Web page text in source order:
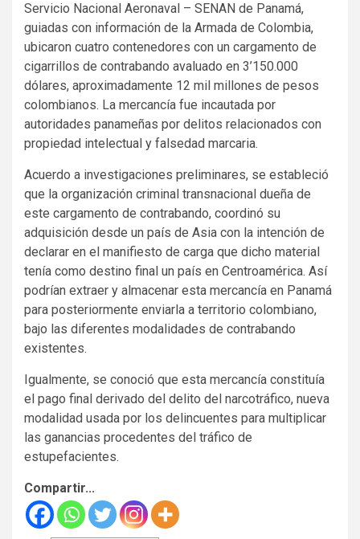
Servicio Nacional Aeronaval – SENAN de Panamá,
guiadas con información de la Armada de Colombia,
ubicaron cuatro contenedores con un cargamento de
cigarrillos de contrabando avaluado en 3’150.000
dólares, aproximadamente 12 mil millones de pesos
colombianos. La mercancía fue incautada por
autoridades panameñas por delitos relacionados con
propiedad intelectual y falsedad marcaria.
Acuerdo a investigaciones preliminares, se estableció
que la organización criminal transnacional dueña de
este cargamento de contrabando, coordinó su
adquisición desde un país de Asia con la intención de
declarar en el manifiesto de carga que dicho material
tenía como destino final un país en Centroamérica. Así
podrían extraer y almacenar esta mercancía en Panamá
para posteriormente enviarla a territorio colombiano,
bajo las diferentes modalidades de contrabando
existentes.
Igualmente, se conoció que esta mercancía constituía
el pago final derivado del delito del narcotráfico, nueva
modalidad usada por los delincuentes para multiplicar
las ganancias procedentes del tráfico de
estupefacientes.
Compartir...